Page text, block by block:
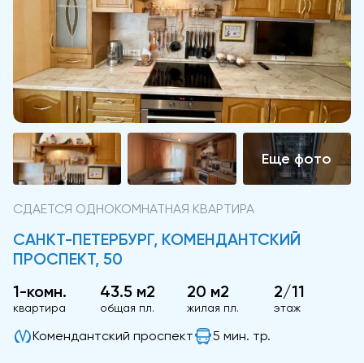
СДАЕТСЯ ОДНОКОМНАТНАЯ КВАРТИРА
САНКТ-ПЕТЕРБУРГ, КОМЕНДАНТСКИЙ
ПРОСПЕКТ, 50
1-комн.
квартира
43.5 м2
общая пл.
20 м2
жилая пл.
2/11
этаж
Комендантский проспект 5 мин. тр.